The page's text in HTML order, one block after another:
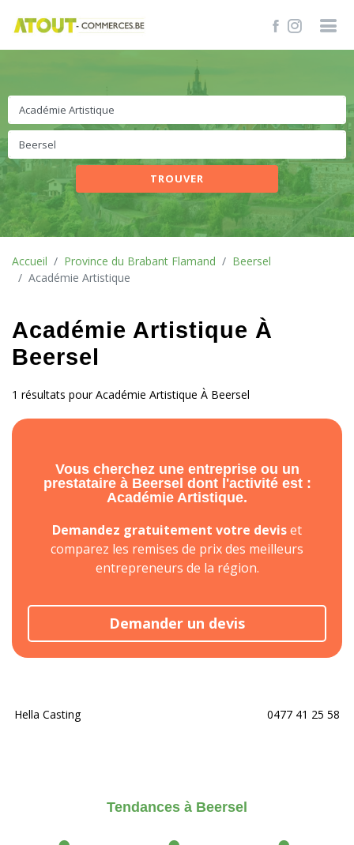
TROUVER
Accueil Province du Brabant Flamand
Beersel
Académie Artistique
Académie Artistique À
Beersel
1 résultats pour Académie Artistique À Beersel
Vous cherchez une entreprise ou un
prestataire à Beersel dont l'activité est :
Académie Artistique.
Demandez gratuitement votre deviset
comparez les remises de prix des meilleurs
entrepreneurs de la région.
Demander un devis
Hella Casting 0477 41 25 58
Tendances à Beersel